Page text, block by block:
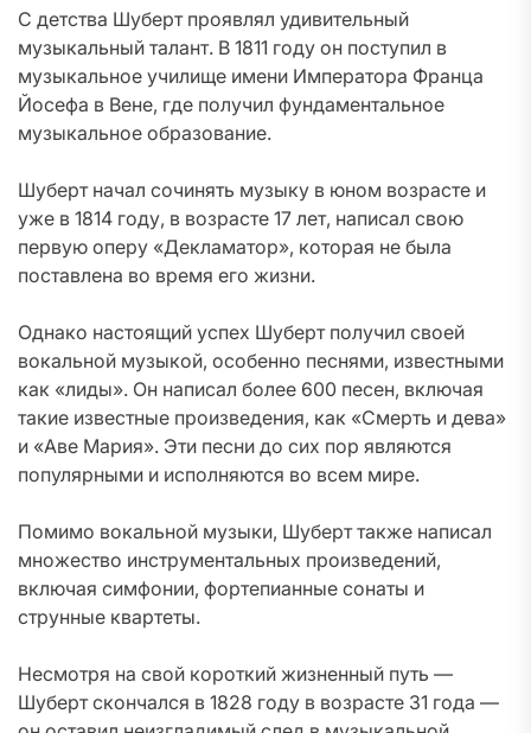
С детства Шуберт проявлял удивительный
музыкальный талант. В 1811 году он поступил в
музыкальное училище имени Императора Франца
Йосефа в Вене, где получил фундаментальное
музыкальное образование.
Шуберт начал сочинять музыку в юном возрасте и
уже в 1814 году, в возрасте 17 лет, написал свою
первую оперу «Декламатор», которая не была
поставлена во время его жизни.
Однако настоящий успех Шуберт получил своей
вокальной музыкой, особенно песнями, известными
как «лиды». Он написал более 600 песен, включая
такие известные произведения, как «Смерть и дева»
и «Аве Мария». Эти песни до сих пор являются
популярными и исполняются во всем мире.
Помимо вокальной музыки, Шуберт также написал
множество инструментальных произведений,
включая симфонии, фортепианные сонаты и
струнные квартеты.
Несмотря на свой короткий жизненный путь —
Шуберт скончался в 1828 году в возрасте 31 года —